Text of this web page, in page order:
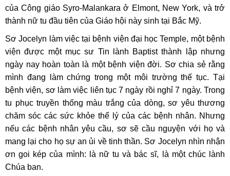
của Công giáo Syro-Malankara ở Elmont, New York, và trở
thành nữ tu đầu tiên của Giáo hội này sinh tại Bắc Mỹ.
Sơ Jocelyn làm việc tại bệnh viện đại học Temple, một bệnh
viện được một mục sư Tin lành Baptist thành lập nhưng
ngày nay hoàn toàn là một bệnh viện đời. Sơ chia sẻ rằng
mình đang làm chứng trong một môi trường thế tục. Tại
bệnh viện, sơ làm việc liên tục 7 ngày rồi nghỉ 7 ngày. Trong
tu phục truyền thống màu trắng của dòng, sơ yêu thương
chăm sóc các sức khỏe thể lý của các bệnh nhân. Nhưng
nếu các bệnh nhân yêu cầu, sơ sẽ cầu nguyện với họ và
mang lại cho họ sự an ủi về tinh thần. Sơ Jocelyn nhìn nhận
ơn goi kép của mình: là nữ tu và bác sĩ, là một chúc lành
Chúa ban.